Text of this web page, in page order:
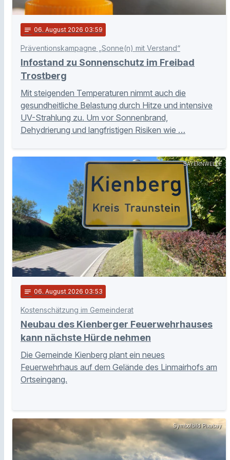
notes 06. August 2026 03:59
Präventionskampagne „Sonne(n) mit Verstand“
Infostand zu Sonnenschutz im Freibad
Trostberg
Mit steigenden Temperaturen nimmt auch die
gesundheitliche Belastung durch Hitze und intensive
UV-Strahlung zu. Um vor Sonnenbrand,
Dehydrierung und langfristigen Risiken wie …
BAYERNWELLE
notes 06. August 2026 03:53
Kostenschätzung im Gemeinderat
Neubau des Kienberger Feuerwehrhauses
kann nächste Hürde nehmen
Die Gemeinde Kienberg plant ein neues
Feuerwehrhaus auf dem Gelände des Linmairhofs am
Ortseingang.
Symbolbild Pixabay